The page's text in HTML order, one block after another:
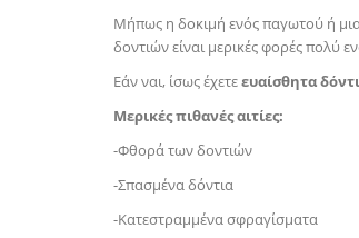
Μήπως η δοκιμή ενός παγωτού ή
δοντιών είναι μερικές φορές πολύ
Εάν ναι, ίσως έχετεευαίσθητα
Μερικές πιθανές αιτίες:
-Φθορά των δοντιών
-Σπασμένα δόντια
-Κατεστραμμένα σφραγίσματα